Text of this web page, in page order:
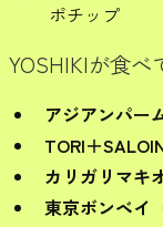
ポチップ
YOSHIKIが食べ
アジアンパー
TORI＋
カリガリマキ
東京ボンベイ